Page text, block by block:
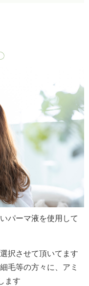
パーマ液を使用して
択させて頂いてます
毛等の方々に、アミ
ます